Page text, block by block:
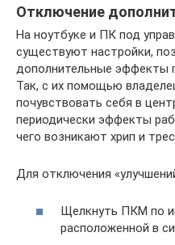
Отключение
На ноутбуке и ПК под
существуют настройки,
дополнительные эффекты
Так, с их помощью
почувствовать себя в
периодически эффекты
чего возникают хрип и
Для отключения
Щелкнуть ПКМ по
расположенной в